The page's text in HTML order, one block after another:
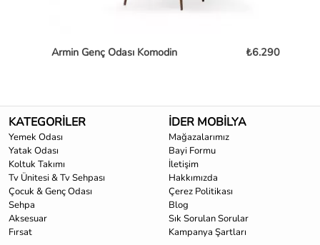
Armin Genç Odası Komodin ₺6.290
KATEGORİLER
Yemek Odası
Yatak Odası
Koltuk Takımı
Tv Ünitesi & Tv Sehpası
Çocuk & Genç Odası
Sehpa
Aksesuar
Fırsat
İDER MOBİLYA
Mağazalarımız
Bayi Formu
İletişim
Hakkımızda
Çerez Politikası
Blog
Sık Sorulan Sorular
Kampanya Şartları